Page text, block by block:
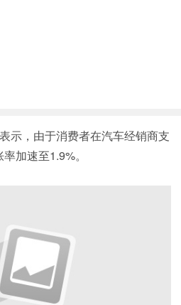
示，由于消费者在汽车经销商支
加速至1.9%。